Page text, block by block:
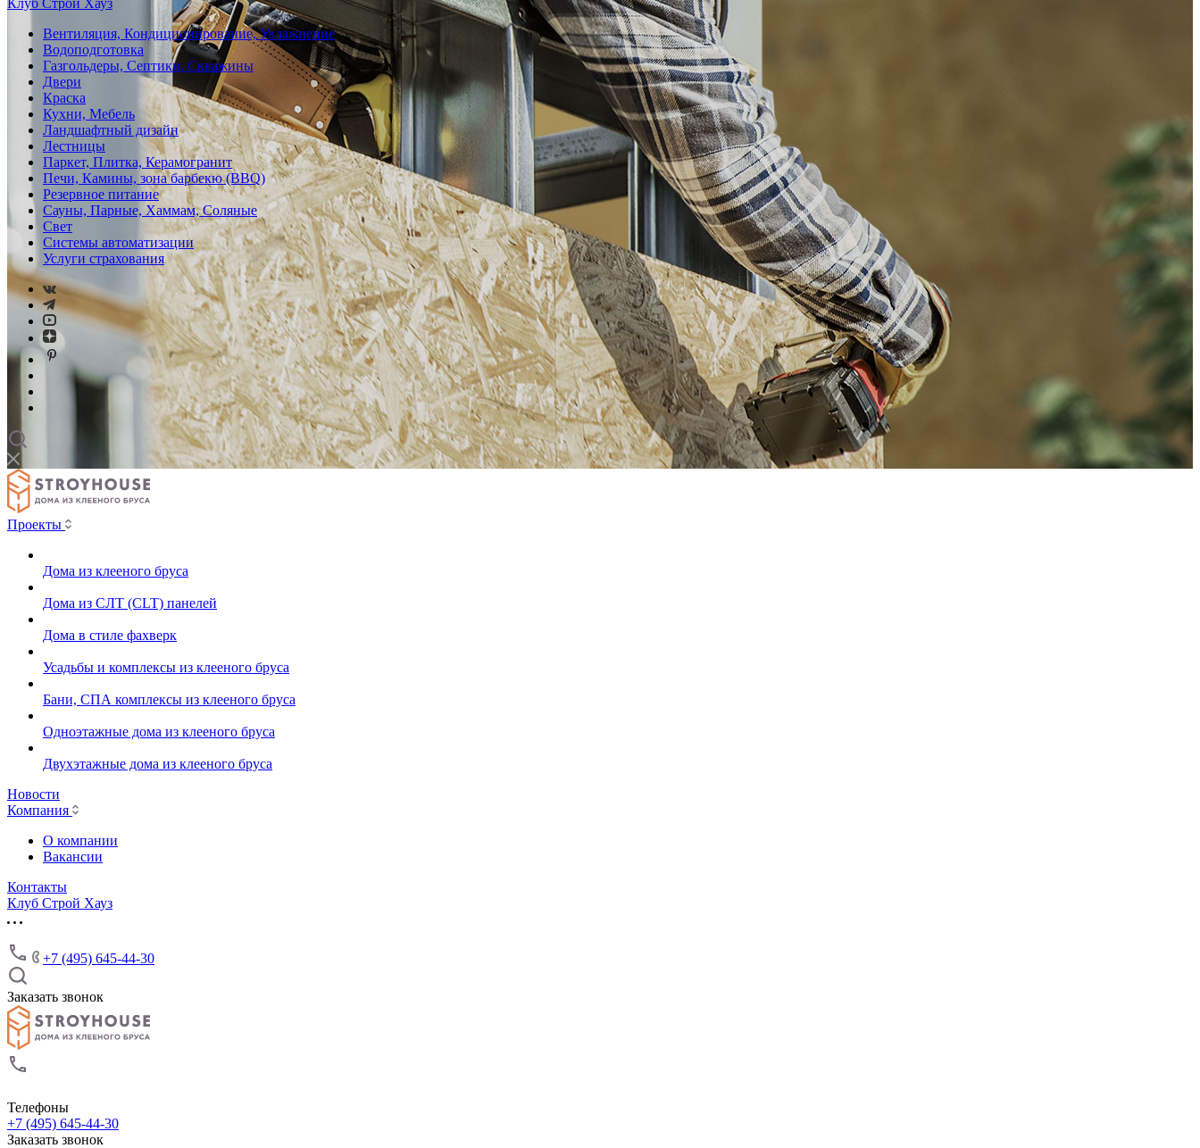
Клуб Строй Хауз
Вентиляция, Кондиционирование, Увлажнение
Водоподготовка
Газгольдеры, Септики, Скважины
Двери
Краска
Кухни, Мебель
Ландшафтный дизайн
Лестницы
Паркет, Плитка, Керамогранит
Печи, Камины, зона барбекю (BBQ)
Резервное питание
Сауны, Парные, Хаммам, Соляные
Свет
Системы автоматизации
Услуги страхования
Проекты
Дома из клееного бруса
Дома из СЛТ (CLT) панелей
Дома в стиле фахверк
Усадьбы и комплексы из клееного бруса
Бани, СПА комплексы из клееного бруса
Одноэтажные дома из клееного бруса
Двухэтажные дома из клееного бруса
Новости
Компания
О компании
Вакансии
Контакты
Клуб Строй Хауз
+7 (495) 645-44-30
Заказать звонок
Телефоны
+7 (495) 645-44-30
Заказать звонок